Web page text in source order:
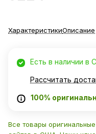
ХарактеристикиОписание
Есть в наличии в
Рассчитать
100%
Все товары